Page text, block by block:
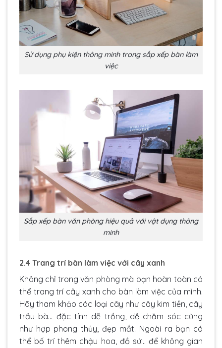
Sử dụng phụ kiện thông minh trong sắp xếp bàn làm
việc
Sắp xếp bàn văn phòng hiệu quả với vật dụng thông
minh
2.4 Trang trí bàn làm việc với cây xanh
Không chỉ trong văn phòng mà bạn hoàn toàn có
thể trang trí cây xanh cho bàn làm việc của mình.
Hãy tham khảo các loại cây như cây kim tiền, cây
trầu bà… đặc tính dễ trồng, dễ chăm sóc cũng
như hợp phong thủy, đẹp mắt. Ngoài ra bạn có
thể bố trí thêm chậu hoa, đồ sứ… để không gian